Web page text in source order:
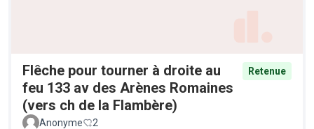
Flêche pour tourner à droite au
feu 133 av des Arènes Romaines
(vers ch de la Flambère)
Retenue
Anonyme 2